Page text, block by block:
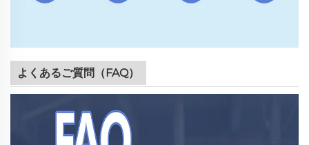
よくあるご質問（FAQ）